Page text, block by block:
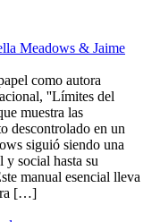
Meadows & Jaime
como autora
''Límites del
muestra las
descontrolado en un
siguió siendo una
y social hasta su
manual esencial lleva
[…]